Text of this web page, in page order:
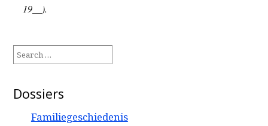
19__).
for:
Dossiers
Familiegeschiedenis